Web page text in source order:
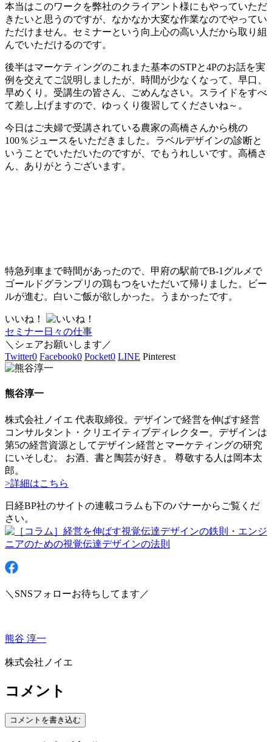
本当はこのワークを弊社のクライアント様にもやっていただ
きたいと思うのですが、なかなか大変な作業なのでやってい
ただけません。セミナーという向上心の高い人だから取り組
んでいただけるのです。
後半はマーケティングのこれまた基本のSTPと4Pのお話を実
例を交えてご説明しましたが、時間が少なくなって、早口、
早めくり。受講生の皆さん、ごめんなさい。スライドをすべ
て差し上げますので、ゆっくり復習してくださいね～。
今日はご夫婦で受講されている農家の高橋さんから桃の
100％ジュースをいただきました。ラベルデザインの診断と
いうことでいただいたのですが、でもうれしいです。高橋さ
ん、ありがとうございます。
特急列車まで時間があったので、甲府の駅前でB-1グルメで
ゴールドグランプリの鶏もつをいただいて帰りました。ビー
ルが進む。白いご飯が欲しかった。うまかったです。
いいね！
セミナー 日々の仕事
＼シェアお願いします／
Twitter0 Facebook0 Pocket0 LINE Pinterest
熊谷淳一
株式会社ノイエ 代表取締役。デザインで経営を伸ばす経営
コンサルタント・クリエイティブディレクター。デザインは
第5の経営資源としてデザイン経営とマーケティングの研究
にいそしむ。 お酒、書と陶芸が好き。 尊敬する人は岡本太
郎。
>詳細はこちら
日経BP社のサイトの連載コラムも下のバナーからご覧くだ
さい。
＼SNSフォローお待ちしてます／
熊谷 淳一
株式会社ノイエ
コメント
コメントを書き込む